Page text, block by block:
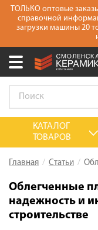
ТОЛЬКО оптовые
справочной
загрузки машины 20
Выберите ваш
+7 (930) 305-85-90
0 товаров на
Акции
О компании
КАТАЛОГ
ТОВАРОВ
Главная Статьи
Облегченные
надежность и
строительстве